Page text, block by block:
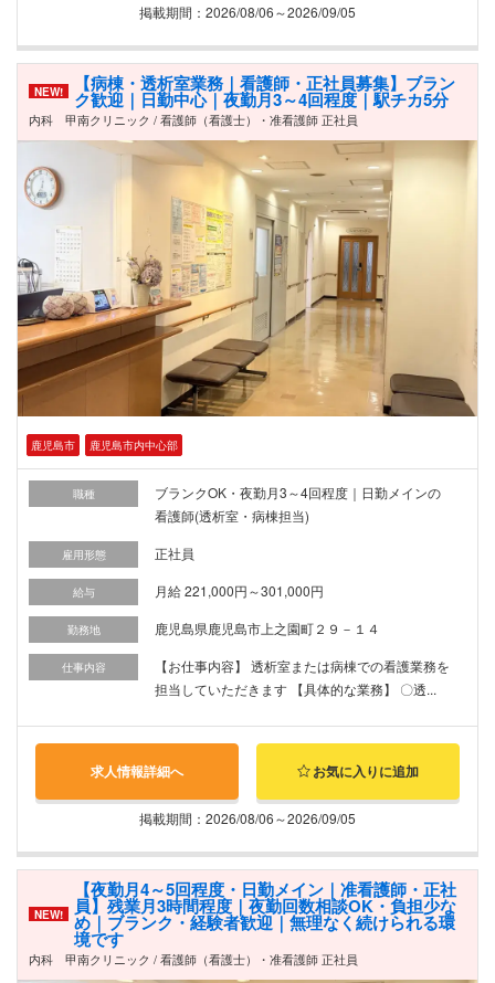
掲載期間：2026/08/06～2026/09/05
NEW! 【病棟・透析室業務｜看護師・正社員募集】ブラン
ク歓迎｜日勤中心｜夜勤月3～4回程度｜駅チカ5分
内科 甲南クリニック / 看護師（看護士）・准看護師 正社員
鹿児島市 鹿児島市内中心部
職種
ブランクOK・夜勤月3～4回程度｜日勤メインの
看護師(透析室・病棟担当)
雇用形態 正社員
給与 月給 221,000円～301,000円
勤務地 鹿児島県鹿児島市上之園町２９－１４
仕事内容
【お仕事内容】 透析室または病棟での看護業務を
担当していただきます 【具体的な業務】 〇透...
求人情報詳細へ お気に入りに追加
掲載期間：2026/08/06～2026/09/05
NEW!
【夜勤月4～5回程度・日勤メイン｜准看護師・正社
員】残業月3時間程度｜夜勤回数相談OK・負担少な
め｜ブランク・経験者歓迎｜無理なく続けられる環
境です
内科 甲南クリニック / 看護師（看護士）・准看護師 正社員